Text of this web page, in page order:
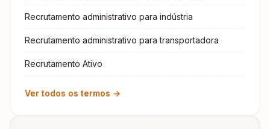
Recrutamento administrativo para indústria
Recrutamento administrativo para transportadora
Recrutamento Ativo
Ver todos os termos →